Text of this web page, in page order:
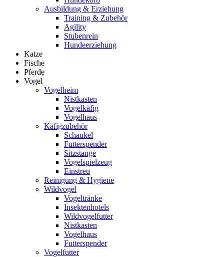
Ausbildung & Erziehung
Training & Zubehör
Agility
Stubenrein
Hundeerziehung
Katze
Fische
Pferde
Vogel
Vogelheim
Nistkasten
Vogelkäfig
Vogelhaus
Käfigzubehör
Schaukel
Futterspender
Sitzstange
Vogelspielzeug
Einstreu
Reinigung & Hygiene
Wildvogel
Vogeltränke
Insektenhotels
Wildvogelfutter
Nistkasten
Vogelhaus
Futterspender
Vogelfutter